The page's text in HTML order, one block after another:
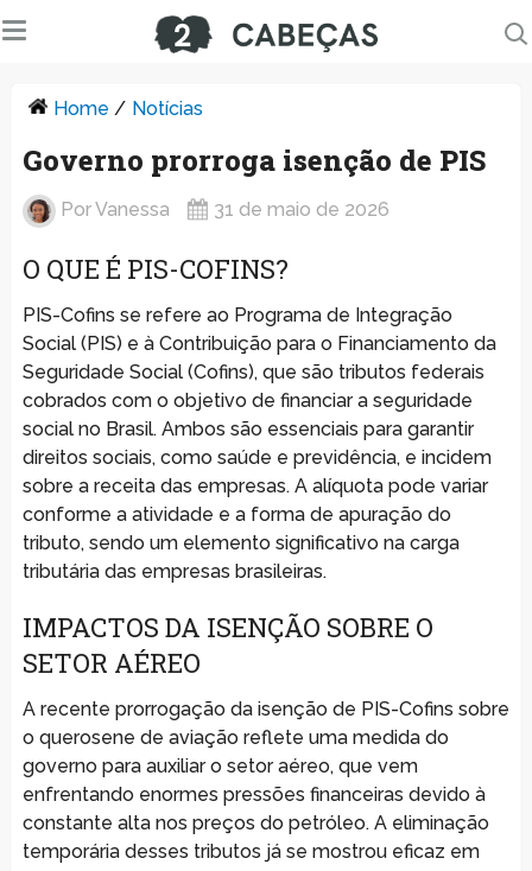
Home / Notícias
Governo prorroga isenção de PIS
PorVanessa 31 de maio de 2026
O QUE É PIS-COFINS?
PIS-Cofins se refere ao Programa de Integração
Social (PIS) e à Contribuição para o Financiamento da
Seguridade Social (Cofins), que são tributos federais
cobrados com o objetivo de financiar a seguridade
social no Brasil. Ambos são essenciais para garantir
direitos sociais, como saúde e previdência, e incidem
sobre a receita das empresas. A alíquota pode variar
conforme a atividade e a forma de apuração do
tributo, sendo um elemento significativo na carga
tributária das empresas brasileiras.
IMPACTOS DA ISENÇÃO SOBRE O
SETOR AÉREO
A recente prorrogação da isenção de PIS-Cofins sobre
o querosene de aviação reflete uma medida do
governo para auxiliar o setor aéreo, que vem
enfrentando enormes pressões financeiras devido à
constante alta nos preços do petróleo. A eliminação
temporária desses tributos já se mostrou eficaz em